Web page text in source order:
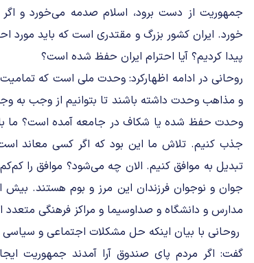
جمهوریت از دست برود، اسلام صدمه می‌خورد و
خورد. ایران کشور بزرگ و مقتدری است که باید مورد
پیدا کردیم؟ آیا احترام ایران حفظ شده است؟
روحانی در ادامه اظهارکرد: وحدت ملی است که
و مذاهب وحدت داشته باشند تا بتوانیم از وجب به
وحدت حفظ شده یا شکاف در جامعه آمده است؟ ما
جذب کنیم. تلاش ما این بود که اگر کسی معاند
تبدیل به موافق کنیم. الان چه می‌شود؟ موافق را
مدارس و دانشگاه و صداوسیما و مراکز فرهنگی متعدد
روحانی با بیان اینکه حل مشکلات اجتماعی و
گفت: اگر مردم پای صندوق آرا آمدند جمهوریت